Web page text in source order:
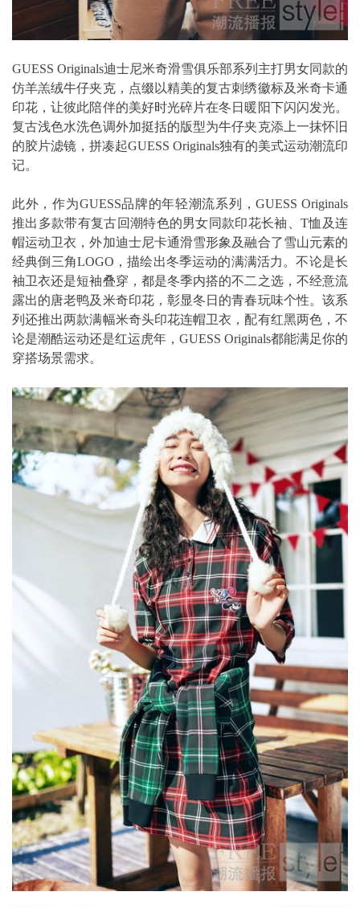
GUESS Originals迪士尼米奇滑雪俱乐部系列主打男女同款的
仿羊羔绒牛仔夹克，点缀以精美的复古刺绣徽标及米奇卡通
印花，让彼此陪伴的美好时光碎片在冬日暖阳下闪闪发光。
复古浅色水洗色调外加挺括的版型为牛仔夹克添上一抹怀旧
的胶片滤镜，拼凑起GUESS Originals独有的美式运动潮流印
记。
此外，作为GUESS品牌的年轻潮流系列，GUESS Originals
推出多款带有复古回潮特色的男女同款印花长袖、T恤及连
帽运动卫衣，外加迪士尼卡通滑雪形象及融合了雪山元素的
经典倒三角LOGO，描绘出冬季运动的满满活力。不论是长
袖卫衣还是短袖叠穿，都是冬季内搭的不二之选，不经意流
露出的唐老鸭及米奇印花，彰显冬日的青春玩味个性。该系
列还推出两款满幅米奇头印花连帽卫衣，配有红黑两色，不
论是潮酷运动还是红运虎年，GUESS Originals都能满足你的
穿搭场景需求。